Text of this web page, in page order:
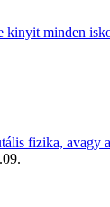
kinyit minden
fizika, avagy